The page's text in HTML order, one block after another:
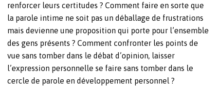
renforcer leurs certitudes ? Comment faire en sorte que
la parole intime ne soit pas un déballage de frustrations
mais devienne une proposition qui porte pour l’ensemble
des gens présents ? Comment confronter les points de
vue sans tomber dans le débat d’opinion, laisser
l’expression personnelle se faire sans tomber dans le
cercle de parole en développement personnel ?